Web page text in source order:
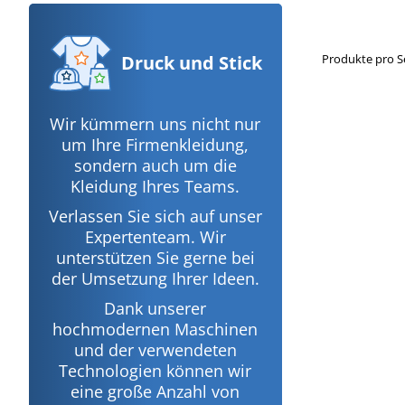
Druck und Stick
Wir kümmern uns nicht nur
um Ihre Firmenkleidung,
sondern auch um die
Kleidung Ihres Teams.
Verlassen Sie sich auf unser
Expertenteam. Wir
unterstützen Sie gerne bei
der Umsetzung Ihrer Ideen.
Dank unserer
hochmodernen Maschinen
und der verwendeten
Technologien können wir
eine große Anzahl von
Produkte pro